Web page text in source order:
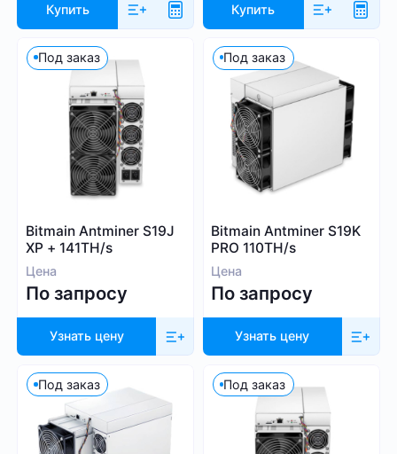
Энергопотребление (Вт)
9 999
Алгоритм
SHA-256
Scrypt
Kadena
Eaglesong
Ethash
X11
kHeavyHash
Equihash
Посмотреть все
Купить Купить
Под заказ
Bitmain Antminer S19J
XP + 141TH/s
Цена
По запросу
Узнать цену
Под заказ
Bitmain Antminer S19K
PRO 110TH/s
Цена
По запросу
Узнать цену
Под заказ Под заказ